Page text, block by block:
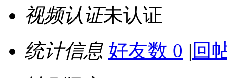
视频认证未认证
统计信息 好友数 0 | 回